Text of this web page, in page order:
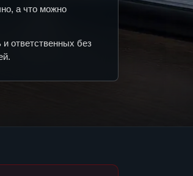
а что можно
и ответственных без